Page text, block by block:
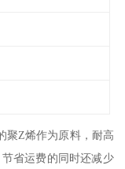
聚Z烯作为原料，耐高
省运费的同时还减少